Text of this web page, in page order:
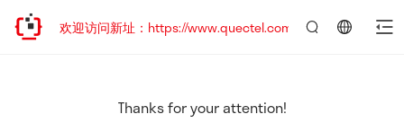
已迁移，欢迎访问新址：https://www.quectel.com.cn
Thanks for your attention!